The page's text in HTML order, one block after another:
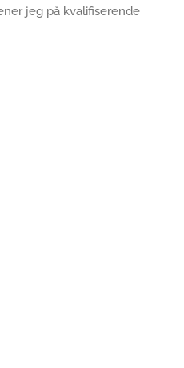
jeg på kvalifiserende